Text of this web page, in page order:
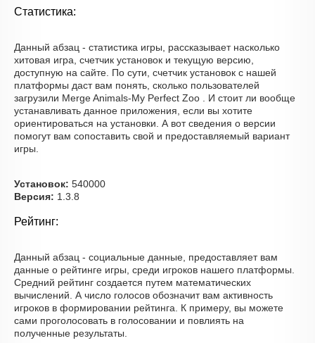
Статистика:
Данный абзац - статистика игры, рассказывает насколько
хитовая игра, счетчик установок и текущую версию,
доступную на сайте. По сути, счетчик установок с нашей
платформы даст вам понять, сколько пользователей
загрузили Merge Animals-My Perfect Zoo . И стоит ли вообще
устанавливать данное приложения, если вы хотите
ориентироваться на установки. А вот сведения о версии
помогут вам сопоставить свой и предоставляемый вариант
игры.
Установок: 540000
Версия: 1.3.8
Рейтинг:
Данный абзац - социальные данные, предоставляет вам
данные о рейтинге игры, среди игроков нашего платформы.
Средний рейтинг создается путем математических
вычислений. А число голосов обозначит вам активность
игроков в формировании рейтинга. К примеру, вы можете
сами проголосовать в голосовании и повлиять на
полученные результаты.